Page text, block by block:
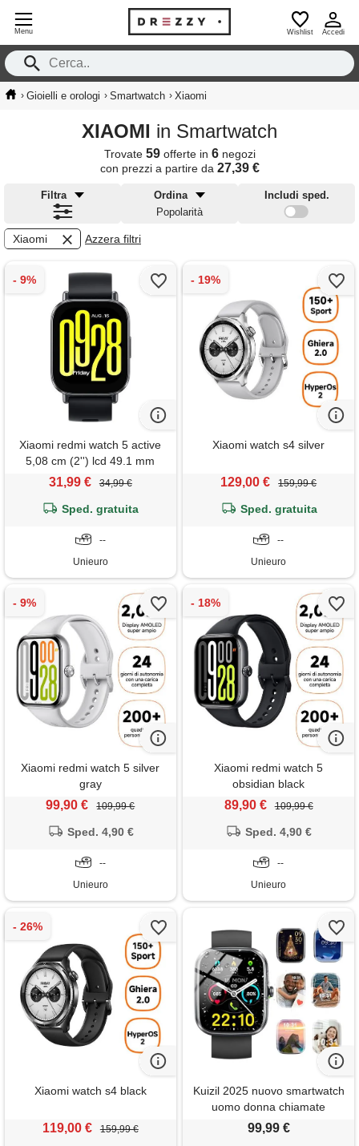
Menu Wishlist Accedi
› Gioielli e orologi › Smartwatch › Xiaomi
XIAOMI in Smartwatch
Trovate 59offerte in 6negozi
con prezzi a partire da 27,39 €
Filtra
Ordina
Popolarità
Includi sped.
Xiaomi Azzera filtri
Xiaomi redmi watch 5 active
5,08 cm (2'') lcd 49.1 mm
digitale 320 x 385 pixel touch
31,99 € 34,99 €
Sped. gratuita
--
Unieuro
Xiaomi watch s4 silver
129,00 € 159,99 €
Sped. gratuita
--
Unieuro
Xiaomi redmi watch 5 silver
gray
99,90 € 109,99 €
Sped. 4,90 €
--
Unieuro
Xiaomi redmi watch 5
obsidian black
89,90 € 109,99 €
Sped. 4,90 €
--
Unieuro
Xiaomi watch s4 black
119,00 € 159,99 €
Kuizil 2025 nuovo smartwatch
uomo donna chiamate
bluetooth, 1.91 orologio smart
99,99 €